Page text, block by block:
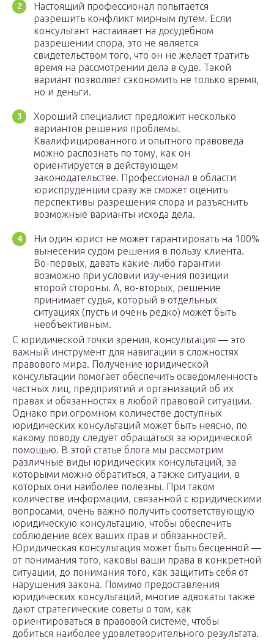
Настоящий профессионал попытается
разрешить конфликт мирным путем. Если
консультант настаивает на досудебном
разрешении спора, это не является
свидетельством того, что он не желает тратить
время на рассмотрении дела в суде. Такой
вариант позволяет сэкономить не только время,
но и деньги.
Хороший специалист предложит несколько
вариантов решения проблемы.
Квалифицированного и опытного правоведа
можно распознать по тому, как он
ориентируется в действующем
законодательстве. Профессионал в области
юриспруденции сразу же сможет оценить
перспективы разрешения спора и разъяснить
возможные варианты исхода дела.
Ни один юрист не может гарантировать на 100%
вынесения судом решения в пользу клиента.
Во-первых, давать какие-либо гарантии
возможно при условии изучения позиции
второй стороны. А, во-вторых, решение
принимает судья, который в отдельных
ситуациях (пусть и очень редко) может быть
необъективным.
С юридической точки зрения, консультация — это
важный инструмент для навигации в сложностях
правового мира. Получение юридической
консультации помогает обеспечить осведомленность
частных лиц, предприятий и организаций об их
правах и обязанностях в любой правовой ситуации.
Однако при огромном количестве доступных
юридических консультаций может быть неясно, по
какому поводу следует обращаться за юридической
помощью. В этой статье блога мы рассмотрим
различные виды юридических консультаций, за
которыми можно обратиться, а также ситуации, в
которых они наиболее полезны. При таком
количестве информации, связанной с юридическими
вопросами, очень важно получить соответствующую
юридическую консультацию, чтобы обеспечить
соблюдение всех ваших прав и обязанностей.
Юридическая консультация может быть бесценной —
от понимания того, каковы ваши права в конкретной
ситуации, до понимания того, как защитить себя от
нарушения закона. Помимо предоставления
юридических консультаций, многие адвокаты также
дают стратегические советы о том, как
ориентироваться в правовой системе, чтобы
добиться наиболее удовлетворительного результата.